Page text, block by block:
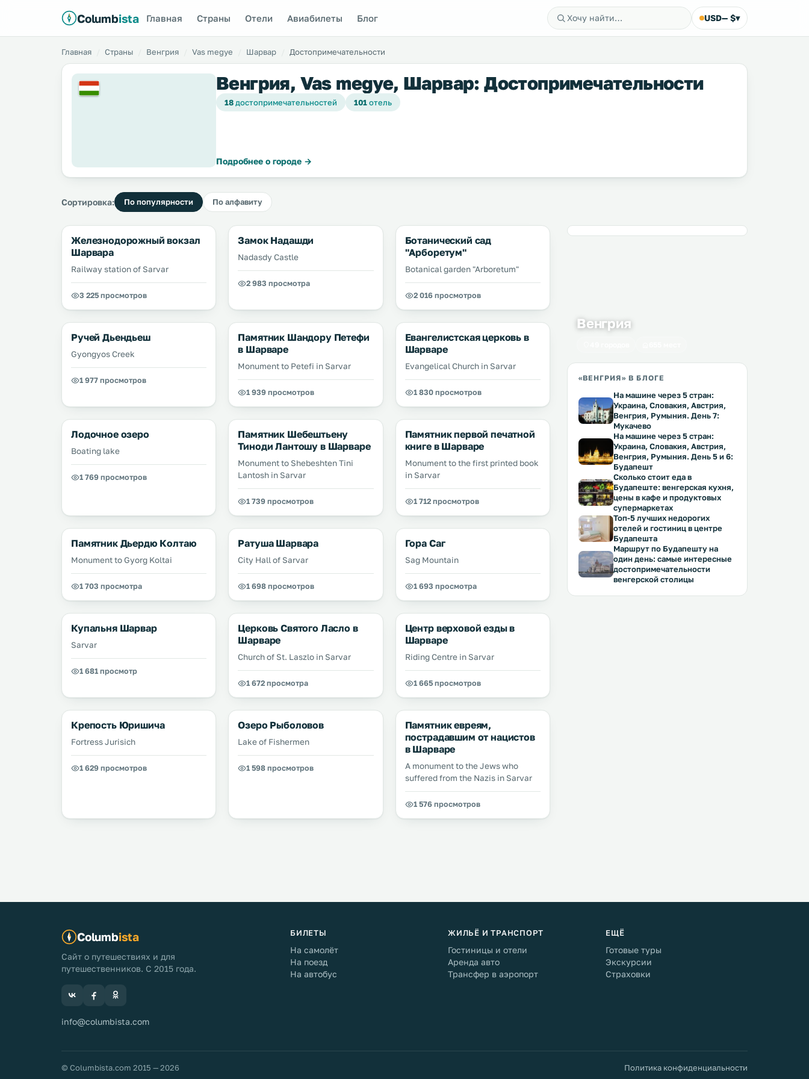
Columbista Главная Страны Отели Авиабилеты Блог USD— $▾
Главная Страны Венгрия Vas megye Шарвар Достопримечательности
Венгрия, Vas megye, Шарвар: Достопримечательности
18достопримечательностей 101отель
Подробнее о городе →
Сортировка: По популярности По алфавиту
Железнодорожный вокзал
Шарвара
Railway station of Sarvar
3 225 просмотров
Замок Надашди
Nadasdy Castle
2 983 просмотра
Ботанический сад
"Арборетум"
Botanical garden "Arboretum"
2 016 просмотров
Ручей Дьендьеш
Gyongyos Creek
1 977 просмотров
Памятник Шандору Петефи
в Шарваре
Monument to Petefi in Sarvar
1 939 просмотров
Евангелистская церковь в
Шарваре
Evangelical Church in Sarvar
1 830 просмотров
Лодочное озеро
Boating lake
1 769 просмотров
Памятник Шебештьену
Тиноди Лантошу в Шарваре
Monument to Shebeshten Tini
Lantosh in Sarvar
1 739 просмотров
Памятник первой печатной
книге в Шарваре
Monument to the first printed book
in Sarvar
1 712 просмотров
Памятник Дьердю Колтаю
Monument to Gyorg Koltai
1 703 просмотра
Ратуша Шарвара
City Hall of Sarvar
1 698 просмотров
Гора Саг
Sag Mountain
1 693 просмотра
Купальня Шарвар
Sarvar
1 681 просмотр
Церковь Святого Ласло в
Шарваре
Church of St. Laszlo in Sarvar
1 672 просмотра
Центр верховой езды в
Шарваре
Riding Centre in Sarvar
1 665 просмотров
Крепость Юришича
Fortress Jurisich
1 629 просмотров
Озеро Рыболовов
Lake of Fishermen
1 598 просмотров
Памятник евреям,
пострадавшим от нацистов
в Шарваре
A monument to the Jews who
suffered from the Nazis in Sarvar
1 576 просмотров
Венгрия
«ВЕНГРИЯ» В БЛОГЕ
На машине через 5 стран:
Украина, Словакия, Австрия,
Венгрия, Румыния. День 7:
Мукачево
На машине через 5 стран:
Украина, Словакия, Австрия,
Венгрия, Румыния. День 5 и 6:
Будапешт
Сколько стоит еда в
Будапеште: венгерская кухня,
цены в кафе и продуктовых
супермаркетах
Топ-5 лучших недорогих
отелей и гостиниц в центре
Будапешта
Маршрут по Будапешту на
один день: самые интересные
достопримечательности
венгерской столицы
Columbista
Сайт о путешествиях и для
путешественников. С 2015 года.
info@columbista.com
БИЛЕТЫ
На самолёт
На поезд
На автобус
ЖИЛЬЁ И ТРАНСПОРТ
Гостиницы и отели
Аренда авто
Трансфер в аэропорт
ЕЩЁ
Готовые туры
Экскурсии
Страховки
© Columbista.com 2015 — 2026 Политика конфиденциальности